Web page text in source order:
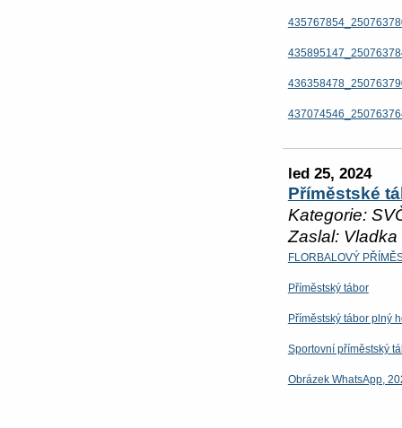
led 25, 2024
Příměstské
Kategorie:
Zaslal: Vladka
FLORBALOVÝ
Příměstský tábor
Příměstský tábor plný
Sportovní příměstský
Obrázek WhatsApp,